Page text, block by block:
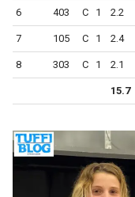
6 403 C 1 2.2
7 105 C 1 2.4
8 303 C 1 2.1
15.7